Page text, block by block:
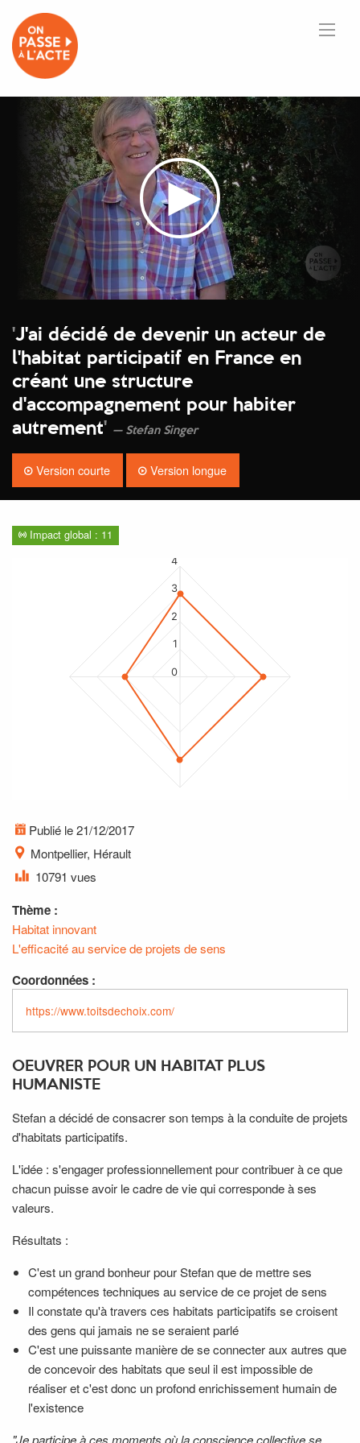
'J'ai décidé de devenir un acteur de
l'habitat participatif en France en
créant une structure
d'accompagnement pour habiter
autrement' Stefan Singer
Version courte Version longue
Impact global : 11
0
1
2
3
4
Publié le 21/12/2017
Montpellier, Hérault
10791 vues
Thème :
Habitat innovant
L'efficacité au service de projets de sens
Coordonnées :
https://www.toitsdechoix.com/
OEUVRER POUR UN HABITAT PLUS
HUMANISTE
Stefan a décidé de consacrer son temps à la conduite de projets
d'habitats participatifs.
L'idée : s'engager professionnellement pour contribuer à ce que
chacun puisse avoir le cadre de vie qui corresponde à ses
valeurs.
Résultats :
C'est un grand bonheur pour Stefan que de mettre ses
compétences techniques au service de ce projet de sens
Il constate qu'à travers ces habitats participatifs se croisent
des gens qui jamais ne se seraient parlé
C'est une puissante manière de se connecter aux autres que
de concevoir des habitats que seul il est impossible de
réaliser et c'est donc un profond enrichissement humain de
l'existence
"Je participe à ces moments où la conscience collective se